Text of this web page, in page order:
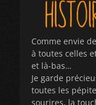
Comme envie
à toutes celles
et là-bas…
Je garde
toutes les
sourires, la